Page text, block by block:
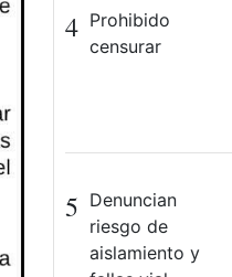
4 Prohibido
censurar
5 Denuncian
riesgo de
aislamiento y